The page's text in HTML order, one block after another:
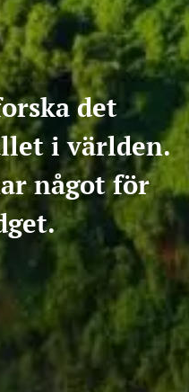
det
i världen.
något för